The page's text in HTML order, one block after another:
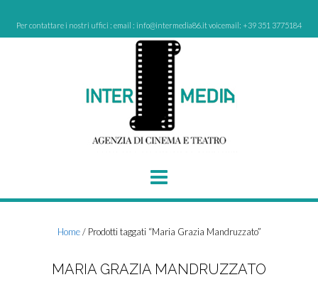
content
Per contattare i nostri uffici : email : info@intermedia86.it voicemail: +39 351 3775184
Home/ Prodotti taggati “Maria Grazia Mandruzzato”
MARIA GRAZIA MANDRUZZATO